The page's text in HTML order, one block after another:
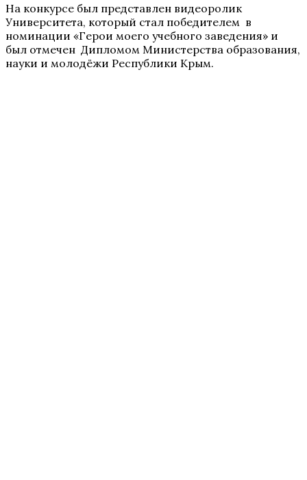
На конкурсе был представлен видеоролик
Университета, который стал победителем в
номинации «Герои моего учебного заведения» и
был отмечен Дипломом Министерства образования,
науки и молодёжи Республики Крым.